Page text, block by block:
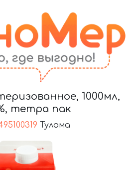
1000мл,
тетра пак
Тулома